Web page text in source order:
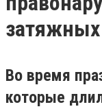
Во время
которые